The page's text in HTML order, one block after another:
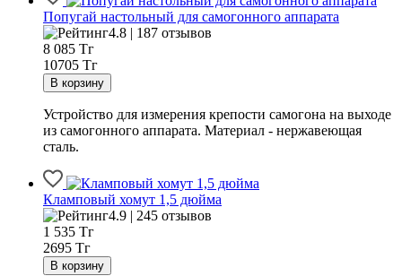
Попугай настольный для самогонного аппарата
4.8 | 187 отзывов
8 085 Тг
10705 Тг
Устройство для измерения крепости самогона на выходе
из самогонного аппарата. Материал - нержавеющая
сталь.
Кламповый хомут 1,5 дюйма
4.9 | 245 отзывов
1 535 Тг
2695 Тг